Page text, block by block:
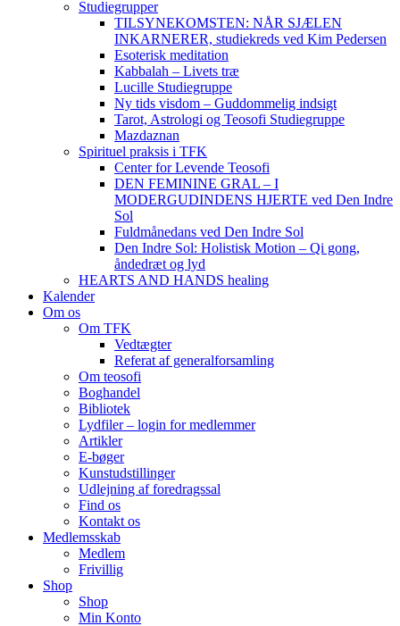
Studiegrupper
TILSYNEKOMSTEN: NÅR SJÆLEN
INKARNERER, studiekreds ved Kim Pedersen
Esoterisk meditation
Kabbalah – Livets træ
Lucille Studiegruppe
Ny tids visdom – Guddommelig indsigt
Tarot, Astrologi og Teosofi Studiegruppe
Mazdaznan
Spirituel praksis i TFK
Center for Levende Teosofi
DEN FEMININE GRAL – I
MODERGUDINDENS HJERTE ved Den Indre
Sol
Fuldmånedans ved Den Indre Sol
Den Indre Sol: Holistisk Motion – Qi gong,
åndedræt og lyd
HEARTS AND HANDS healing
Kalender
Om os
Om TFK
Vedtægter
Referat af generalforsamling
Om teosofi
Boghandel
Bibliotek
Lydfiler – login for medlemmer
Artikler
E-bøger
Kunstudstillinger
Udlejning af foredragssal
Find os
Kontakt os
Medlemsskab
Medlem
Frivillig
Shop
Shop
Min Konto